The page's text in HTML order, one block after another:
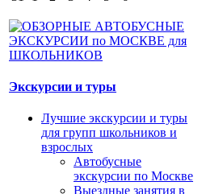
Экскурсии и туры
Лучшие экскурсии и туры
для групп школьников и
взрослых
Автобусные
экскурсии по Москве
Выездные занятия в